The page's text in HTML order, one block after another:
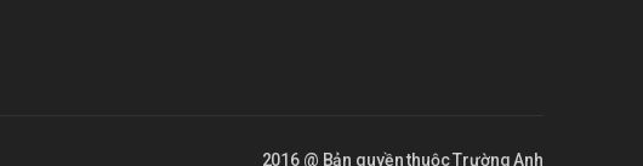
2016 @ Bản quyền thuộc Trường Anh